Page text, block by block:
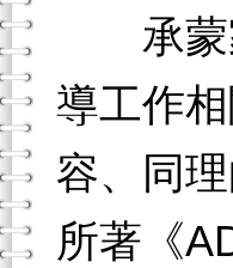
承蒙家
導工作
容、同
所著《